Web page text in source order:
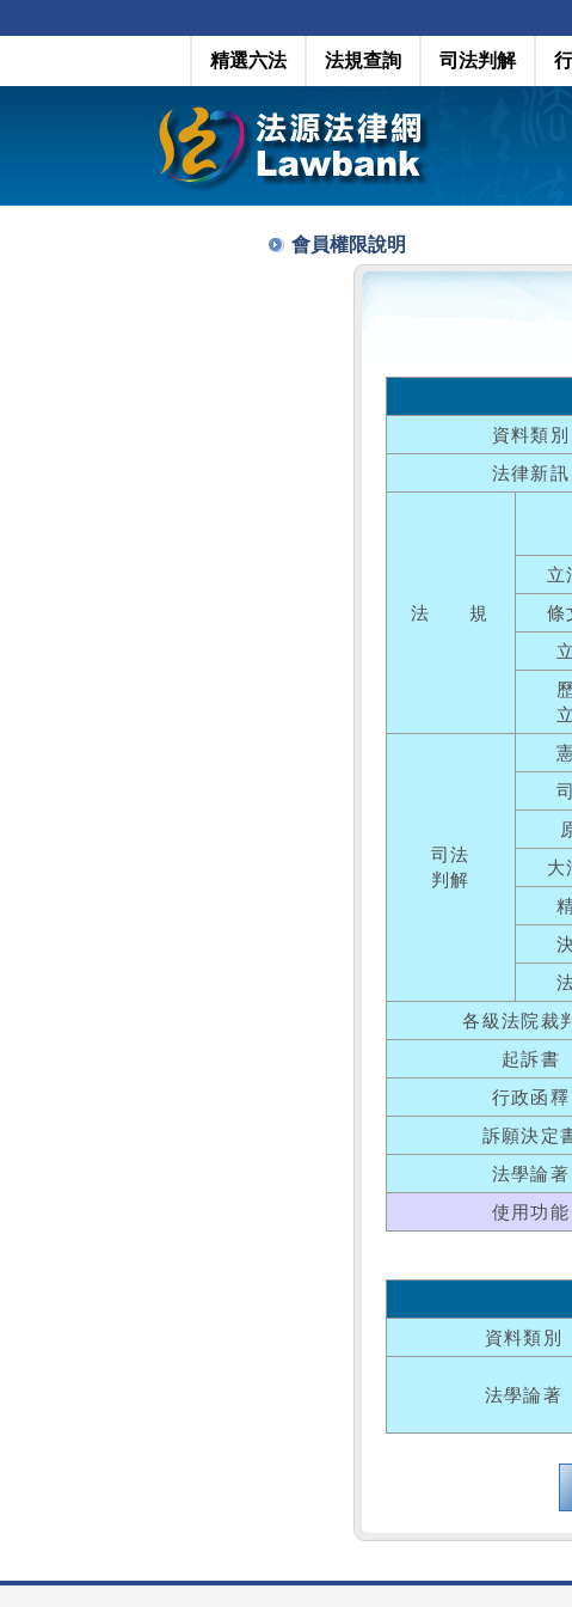
精選六法 法規查詢 司法判解
會員權限說明
資料類別
法律新訊
法 規
立
條
司法
判解
大
各級法院裁
起訴書
行政函釋
訴願決定
法學論著
使用功能
資料類別
法學論著